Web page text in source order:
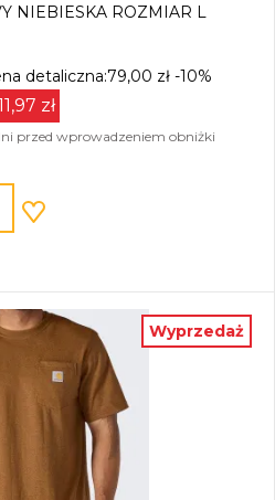
NIEBIESKA ROZMIAR L
detaliczna:79,00 zł -10%
zł
przed wprowadzeniem obniżki
Wyprzedaż